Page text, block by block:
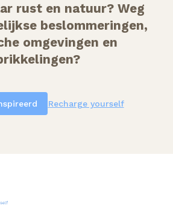
rust en natuur? Weg
beslommeringen,
omgevingen en
Recharge yourself